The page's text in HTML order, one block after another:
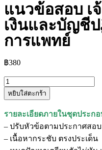
แนวข้อสอบ เ
เงินและบัญชี
การแพทย์
฿380
หยิบใส่ตะกร้า
รายละเอียดภายในชุดประก
– ปรับหัวข้อตามประกาศสอ
– เนื้อหากระชับ ตรงประเด็น